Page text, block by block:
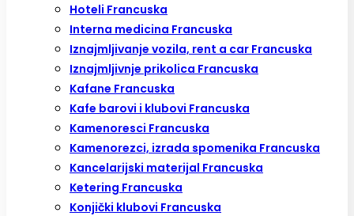
Hoteli Francuska
Interna medicina Francuska
Iznajmljivanje vozila, rent a car Francuska
Iznajmljivnje prikolica Francuska
Kafane Francuska
Kafe barovi i klubovi Francuska
Kamenoresci Francuska
Kamenorezci, izrada spomenika Francuska
Kancelarijski materijal Francuska
Ketering Francuska
Konjički klubovi Francuska